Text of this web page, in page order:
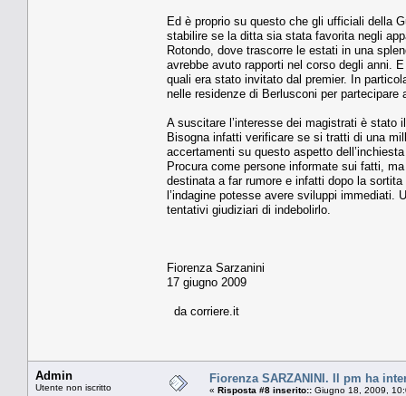
Ed è proprio su que­sto che gli ufficiali della
stabilire se la ditta sia sta­ta favorita negli
Rotondo, dove tra­scorre le estati in una
avrebbe avuto rap­porti nel corso degli anni.
quali era stato in­vitato dal premier. In
nelle residenze di Berlusconi per partecipare
A suscitare l’interesse dei magistrati è stato
Bisogna infatti verificare se si tratti di una
accertamen­ti su questo aspetto
Procura come per­sone informate sui fatti,
destinata a far rumore e infatti dopo la
l’indagine potesse avere sviluppi immediati.
tentativi giudiziari di indebolirlo.
Fiorenza Sarzanini
17 giugno 2009
da corriere.it
Admin
Utente non iscritto
Fiorenza SARZANINI. Il pm ha
« Risposta #8 inserito:: Giugno 18, 2009,